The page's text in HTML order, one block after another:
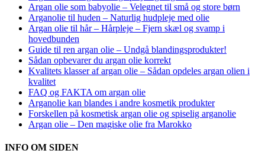
Argan olie som babyolie – Velegnet til små og store børn
Arganolie til huden – Naturlig hudpleje med olie
Argan olie til hår – Hårpleje – Fjern skæl og svamp i
hovedbunden
Guide til ren argan olie – Undgå blandingsprodukter!
Sådan opbevarer du argan olie korrekt
Kvalitets klasser af argan olie – Sådan opdeles argan olien i
kvalitet
FAQ og FAKTA om argan olie
Arganolie kan blandes i andre kosmetik produkter
Forskellen på kosmetisk argan olie og spiselig arganolie
Argan olie – Den magiske olie fra Marokko
INFO OM SIDEN